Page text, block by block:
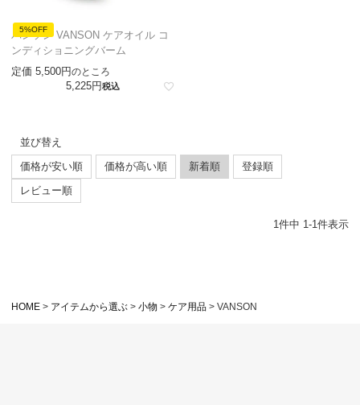
5%OFF
バンソン VANSON ケアオイル コ
ンディショニングバーム
定価 5,500 のところ
5,225 税込
並び替え
価格が安い順
価格が高い順 新着順
登録順
レビュー順
1 件中 1 -1 件表示
HOME アイテムから選ぶ 小物 ケア用品 VANSON